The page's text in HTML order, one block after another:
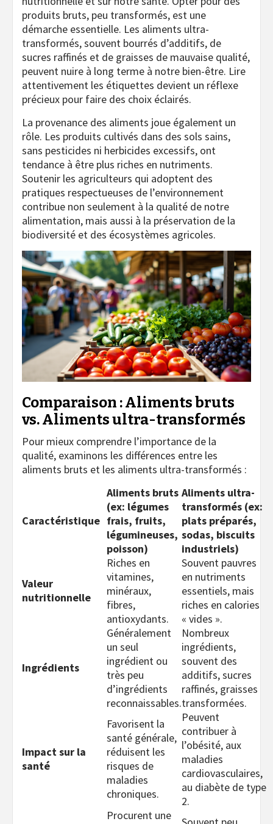
produits bruts, peu transformés, est une
démarche essentielle. Les aliments ultra-
transformés, souvent bourrés d’additifs, de
sucres raffinés et de graisses de mauvaise qualité,
peuvent nuire à long terme à notre bien-être. Lire
attentivement les étiquettes devient un réflexe
précieux pour faire des choix éclairés.
La provenance des aliments joue également un
rôle. Les produits cultivés dans des sols sains,
sans pesticides ni herbicides excessifs, ont
tendance à être plus riches en nutriments.
Soutenir les agriculteurs qui adoptent des
pratiques respectueuses de l’environnement
contribue non seulement à la qualité de notre
alimentation, mais aussi à la préservation de la
biodiversité et des écosystèmes agricoles.
Comparaison : Aliments bruts
vs. Aliments ultra-transformés
Pour mieux comprendre l’importance de la
qualité, examinons les différences entre les
aliments bruts et les aliments ultra-transformés :
Caractéristique
Aliments bruts
(ex: légumes
frais, fruits,
légumineuses,
poisson)
Aliments ultra-
transformés (ex:
plats préparés,
sodas, biscuits
industriels)
Valeur
nutritionnelle
Riches en
vitamines,
minéraux,
fibres,
antioxydants.
Souvent pauvres
en nutriments
essentiels, mais
riches en calories
« vides ».
Ingrédients
Généralement
un seul
ingrédient ou
très peu
d’ingrédients
reconnaissables.
Nombreux
ingrédients,
souvent des
additifs, sucres
raffinés, graisses
transformées.
Impact sur la
santé
Favorisent la
santé générale,
réduisent les
risques de
maladies
chroniques.
Peuvent
contribuer à
l’obésité, aux
maladies
cardiovasculaires,
au diabète de type
2.
Procurent une